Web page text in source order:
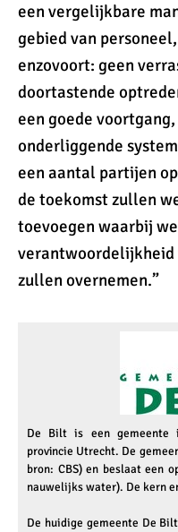
een vergelijkbare
gebied van
enzovoort: geen
doortastende
een goede
onderliggende
een aantal partijen
de toekomst zullen
toevoegen waarbij
verantwoordelijkheid
zullen overnemen.”
De Bilt is een gemeente
provincie Utrecht. De
bron: CBS) en beslaat een
nauwelijks water). De kern
De huidige gemeente De